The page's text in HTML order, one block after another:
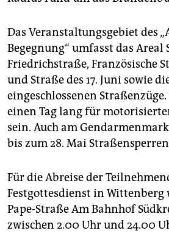
Das Veranstaltungsgebiet des
Begegnung“ umfasst das Areal
Friedrichstraße, Französische
und Straße des 17. Juni sowie
eingeschlossenen
einen Tag lang für
sein. Auch am
bis zum 28. Mai
Für die Abreise der
Festgottesdienst in Wittenberg
Pape-Straße Am Bahnhof
zwischen 2.00 Uhr und 24.00